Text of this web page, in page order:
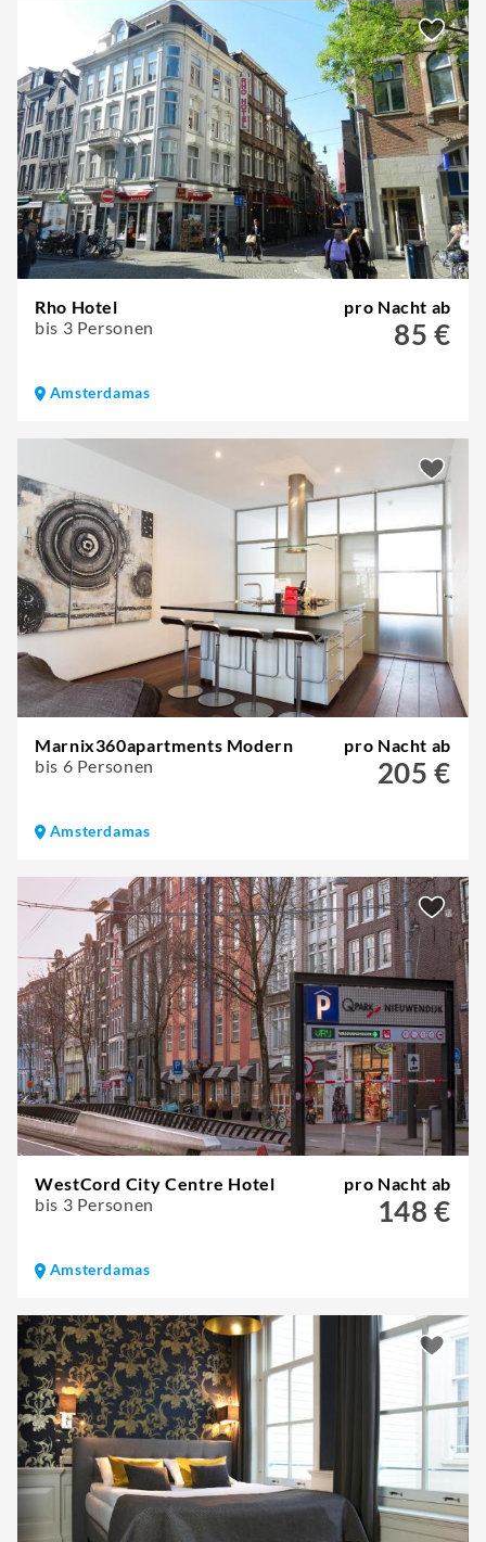
Rho Hotel
bis 3 Personen
pro Nacht ab
85 €
Amsterdamas
Marnix360apartments Modern
bis 6 Personen
pro Nacht ab
205 €
Amsterdamas
WestCord City Centre Hotel
bis 3 Personen
pro Nacht ab
148 €
Amsterdamas